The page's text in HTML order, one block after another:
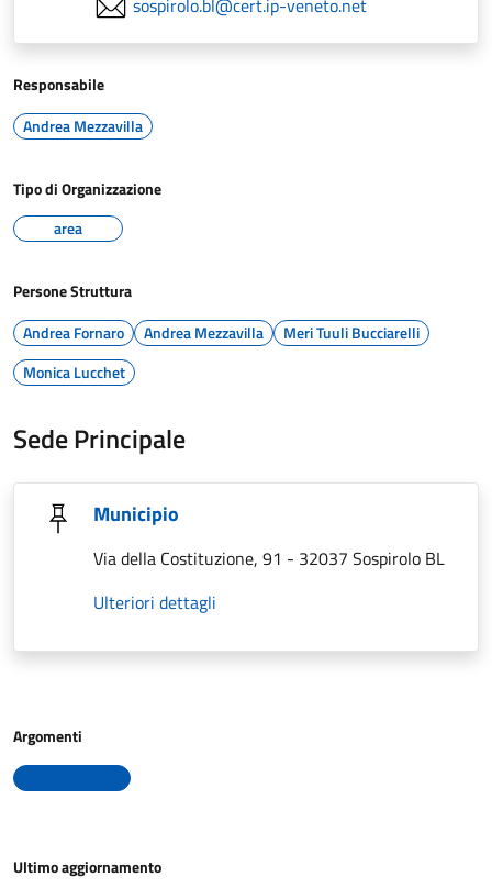
sospirolo.bl@cert.ip-veneto.net
Responsabile
Andrea Mezzavilla
Tipo di Organizzazione
area
Persone Struttura
Andrea Fornaro
Andrea Mezzavilla
Meri Tuuli Bucciarelli
Monica Lucchet
Sede Principale
Municipio
Via della Costituzione, 91 - 32037 Sospirolo BL
Ulteriori dettagli
Argomenti
Ultimo aggiornamento